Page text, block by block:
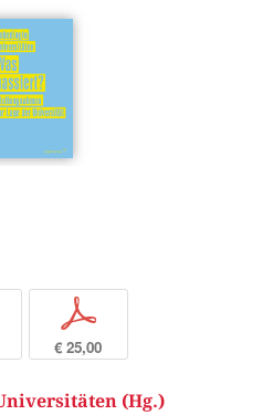
p
€ 25,00
(Hg.)